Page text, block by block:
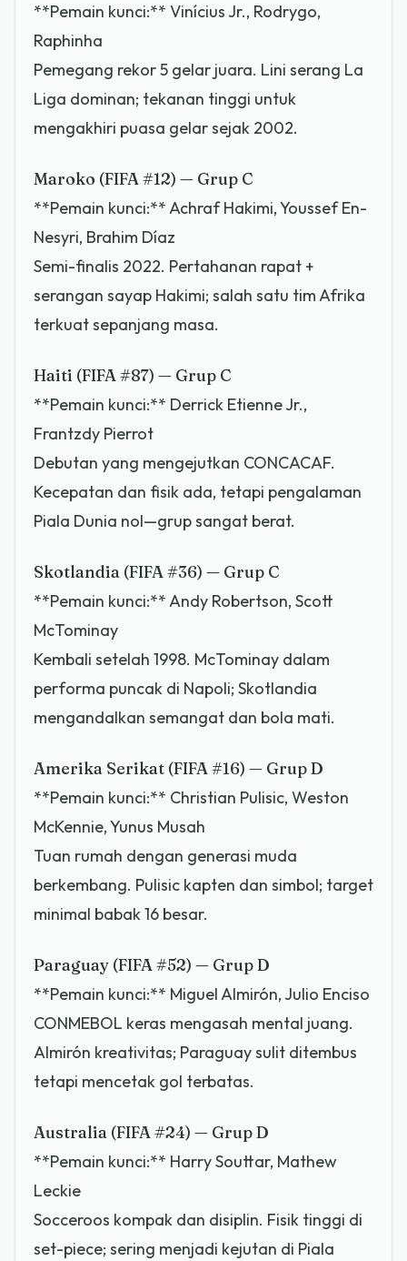
**Pemain kunci:** Vinícius Jr., Rodrygo,
Raphinha
Pemegang rekor 5 gelar juara. Lini serang La
Liga dominan; tekanan tinggi untuk
mengakhiri puasa gelar sejak 2002.
Maroko (FIFA #12) — Grup C
**Pemain kunci:** Achraf Hakimi, Youssef En-
Nesyri, Brahim Díaz
Semi-finalis 2022. Pertahanan rapat +
serangan sayap Hakimi; salah satu tim Afrika
terkuat sepanjang masa.
Haiti (FIFA #87) — Grup C
**Pemain kunci:** Derrick Etienne Jr.,
Frantzdy Pierrot
Debutan yang mengejutkan CONCACAF.
Kecepatan dan fisik ada, tetapi pengalaman
Piala Dunia nol—grup sangat berat.
Skotlandia (FIFA #36) — Grup C
**Pemain kunci:** Andy Robertson, Scott
McTominay
Kembali setelah 1998. McTominay dalam
performa puncak di Napoli; Skotlandia
mengandalkan semangat dan bola mati.
Amerika Serikat (FIFA #16) — Grup D
**Pemain kunci:** Christian Pulisic, Weston
McKennie, Yunus Musah
Tuan rumah dengan generasi muda
berkembang. Pulisic kapten dan simbol; target
minimal babak 16 besar.
Paraguay (FIFA #52) — Grup D
**Pemain kunci:** Miguel Almirón, Julio Enciso
CONMEBOL keras mengasah mental juang.
Almirón kreativitas; Paraguay sulit ditembus
tetapi mencetak gol terbatas.
Australia (FIFA #24) — Grup D
**Pemain kunci:** Harry Souttar, Mathew
Leckie
Socceroos kompak dan disiplin. Fisik tinggi di
set-piece; sering menjadi kejutan di Piala